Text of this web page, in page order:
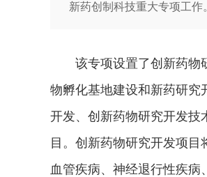
新药创制科技重大专项工作
该专项设置了创新药物研
物孵化基地建设和新药研究
开发、创新药物研究开发技
目。创新药物研究开发项目
血管疾病、神经退行性疾病